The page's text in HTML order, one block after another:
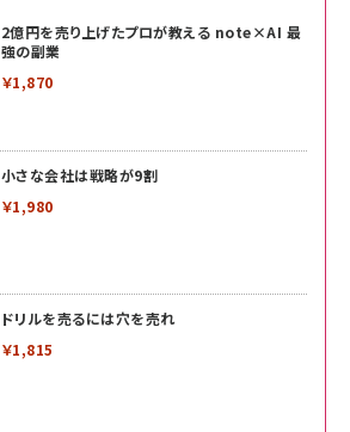
2億円を売り上げたプロが教える note×AI 最
強の副業
￥1,870
小さな会社は戦略が9割
￥1,980
ドリルを売るには穴を売れ
￥1,815